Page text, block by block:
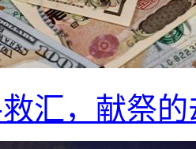
汇，献祭